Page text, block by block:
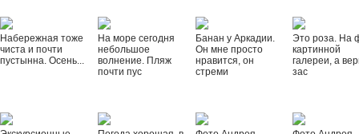
Набережная тоже
чиста и почти
пустынна. Осень...
На море сегодня
небольшое
волнение. Пляж
почти пус
Банан у Аркадии.
Он мне просто
нравится, он
стреми
Это роза. На
картинной
галереи, а
зас